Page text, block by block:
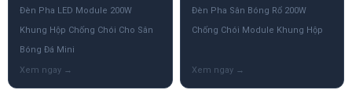
Đèn Pha LED Module 200W
Khung Hộp Chống Chói Cho Sân
Bóng Đá Mini
Đèn Pha Sân Bóng Rổ 200W
Chống Chói Module Khung Hộp